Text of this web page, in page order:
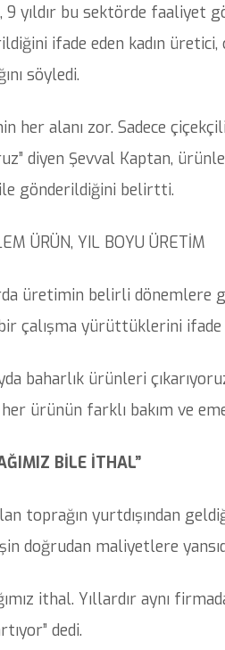
9 yıldır bu sektörde faaliyet
ifade eden kadın
söyledi.
her alanı zor. Sadece
diyen Şevval Kaptan,
gönderildiğini belirtti.
ÜRÜN, YIL BOYU ÜRETİM
üretimin belirli dönemlere
çalışma yürüttüklerini
baharlık ürünleri
ürünün farklı bakım ve
BİLE İTHAL”
toprağın yurtdışından
doğrudan maliyetlere
ithal. Yıllardır aynı
dedi.